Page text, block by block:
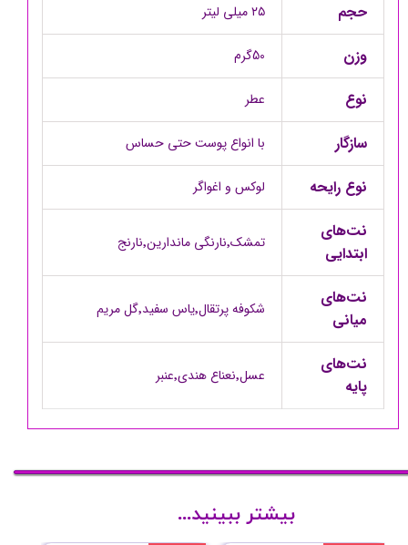
حجم ۲۵ میلی لیتر
وزن 50گرم
نوع عطر
سازگار با انواع پوست حتی حساس
نوع رایحه لوکس و اغواگر
نت‌های
ابتدایی
تمشک٬نارنگی ماندارین٬نارنج
نت‌های
میانی
شکوفه پرتقال٬یاس سفید٬گل مریم
نت‌های
پایه
عسل٬نعناع هندی٬عنبر
بیشتر ببینید...